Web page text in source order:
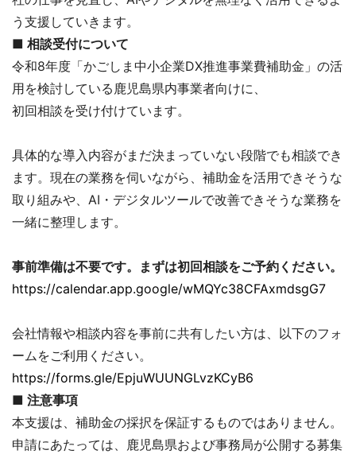
う支援していきます。
■ 相談受付について
令和8年度「かごしま中小企業DX推進事業費補助金」の活
用を検討している鹿児島県内事業者向けに、
初回相談を受け付けています。
具体的な導入内容がまだ決まっていない段階でも相談でき
ます。現在の業務を伺いながら、補助金を活用できそうな
取り組みや、AI・デジタルツールで改善できそうな業務を
一緒に整理します。
事前準備は不要です。まずは初回相談をご予約ください。
https://calendar.app.google/wMQYc38CFAxmdsgG7
会社情報や相談内容を事前に共有したい方は、以下のフォ
ームをご利用ください。
https://forms.gle/EpjuWUUNGLvzKCyB6
■ 注意事項
本支援は、補助金の採択を保証するものではありません。
申請にあたっては、鹿児島県および事務局が公開する募集